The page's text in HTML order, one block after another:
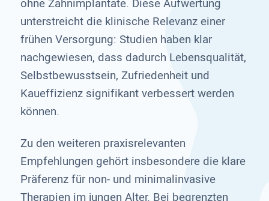
ohne Zahnimplantate. Diese Aufwertung
unterstreicht die klinische Relevanz einer
frühen Versorgung: Studien haben klar
nachgewiesen, dass dadurch Lebensqualität,
Selbstbewusstsein, Zufriedenheit und
Kaueffizienz signifikant ver­bessert werden
können.
Zu den weiteren praxisrele­vanten
Empfehlungen gehört insbesondere die klare
Präferenz für non- und minimalinvasi­ve
Therapien im jungen Alter. Bei begrenzten